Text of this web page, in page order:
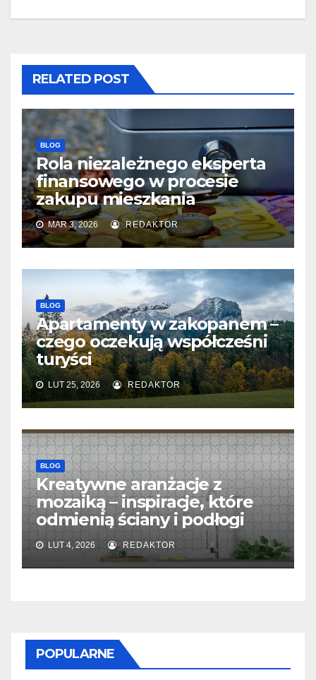
RELATED POST
BLOG
Rola niezależnego eksperta
finansowego w procesie
zakupu mieszkania
MAR 3, 2026 REDAKTOR
BLOG
Apartamenty w zakopanem –
czego oczekują współcześni
turyści
LUT 25, 2026 REDAKTOR
BLOG
Kreatywne aranżacje z
mozaiką – inspiracje, które
odmienią ściany i podłogi
LUT 4, 2026 REDAKTOR
POPULARNE